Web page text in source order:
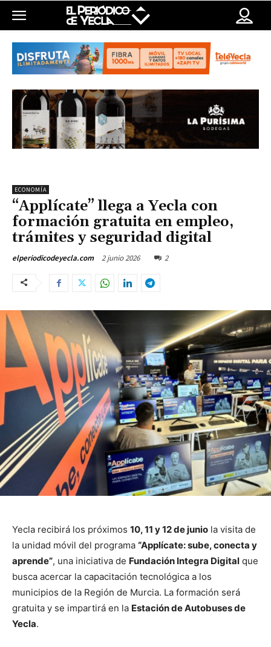
ECONOMÍA
“Applícate” llega a Yecla con
formación gratuita en empleo,
trámites y seguridad digital
elperiodicodeyecla.com 2 junio 2026 2
Yecla recibirá los próximos 10, 11 y 12 de junio la visita de
la unidad móvil del programa “Applícate: sube, conecta y
aprende”, una iniciativa de Fundación Integra Digital que
busca acercar la capacitación tecnológica a los
municipios de la Región de Murcia. La formación será
gratuita y se impartirá en la Estación de Autobuses de
Yecla.